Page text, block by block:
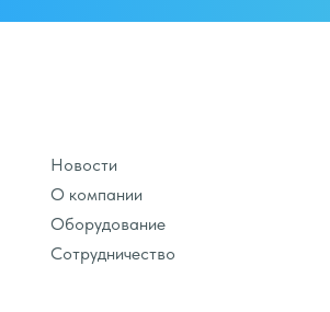
Сотрудничество
Оборудование
О компании
Новости